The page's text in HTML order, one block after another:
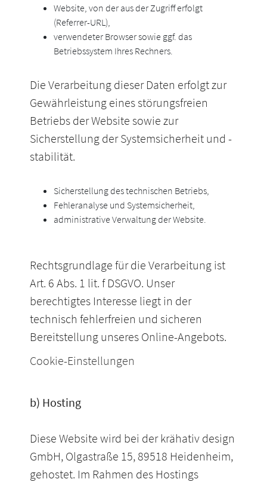
Website, von der aus der Zugriff erfolgt
(Referrer-URL),
verwendeter Browser sowie ggf. das
Betriebssystem Ihres Rechners.
Die Verarbeitung dieser Daten erfolgt zur
Gewährleistung eines störungsfreien
Betriebs der Website sowie zur
Sicherstellung der Systemsicherheit und -
stabilität.
Sicherstellung des technischen Betriebs,
Fehleranalyse und Systemsicherheit,
administrative Verwaltung der Website.
Rechtsgrundlage für die Verarbeitung ist
Art. 6 Abs. 1 lit. f DSGVO. Unser
berechtigtes Interesse liegt in der
technisch fehlerfreien und sicheren
Bereitstellung unseres Online-Angebots.
Cookie-Einstellungen
b) Hosting
Diese Website wird bei der krähativ design
GmbH, Olgastraße 15, 89518 Heidenheim,
gehostet. Im Rahmen des Hostings